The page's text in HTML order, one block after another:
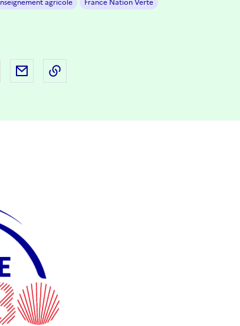
agricole France Nation Verte
sur Twitter
Partager sur LinkedIn
Partager par email